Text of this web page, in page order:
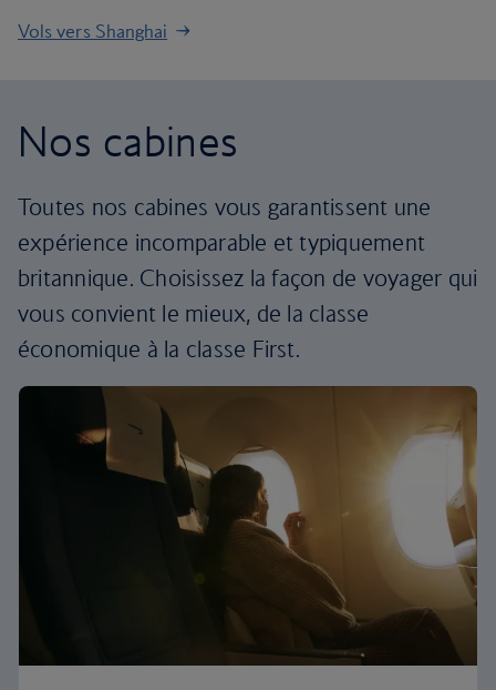
Vols vers Shanghai
Nos cabines
Toutes nos cabines vous garantissent une
expérience incomparable et typiquement
britannique. Choisissez la façon de voyager qui
vous convient le mieux, de la classe
économique à la classe First.